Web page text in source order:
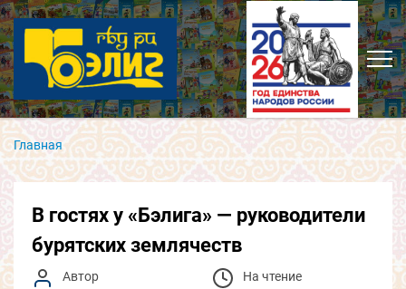
Главная
В гостях у «Бэлига» — руководители
бурятских землячеств
Автор
На чтение